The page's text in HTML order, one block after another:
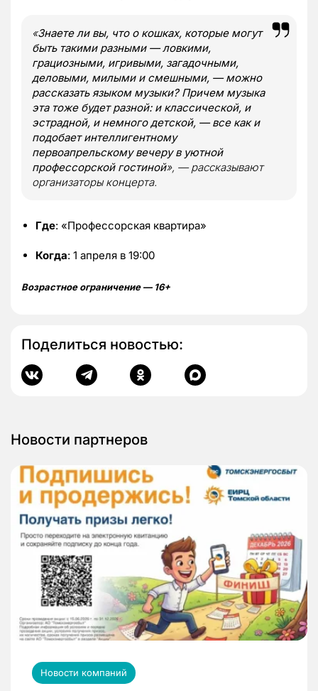
«Знаете ли вы, что о кошках, которые могут
быть такими разными — ловкими,
грациозными, игривыми, загадочными,
деловыми, милыми и смешными, — можно
рассказать языком музыки? Причем музыка
эта тоже будет разной: и классической, и
эстрадной, и немного детской, — все как и
подобает интеллигентному
первоапрельскому вечеру в уютной
профессорской гостиной», — рассказывают
организаторы концерта.
Где: «Профессорская квартира»
Когда: 1 апреля в 19:00
Возрастное ограничение — 16+
Поделиться новостью:
Новости партнеров
Новости компаний